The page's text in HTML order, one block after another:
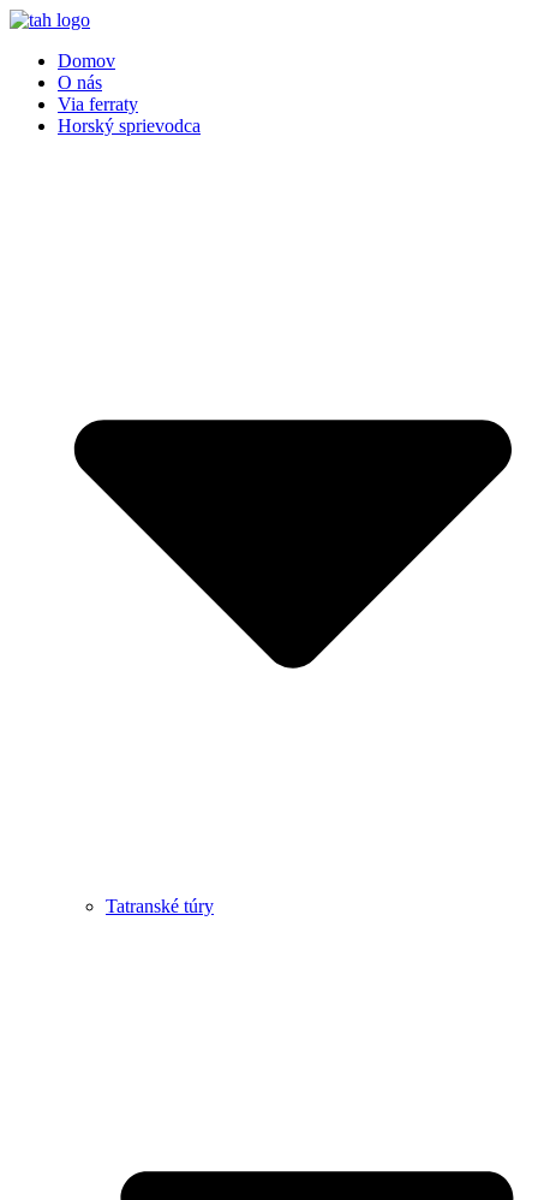
Preskočiť
obsah
Domov
O nás
Via ferraty
Horský sprievodca
Tatranské túry